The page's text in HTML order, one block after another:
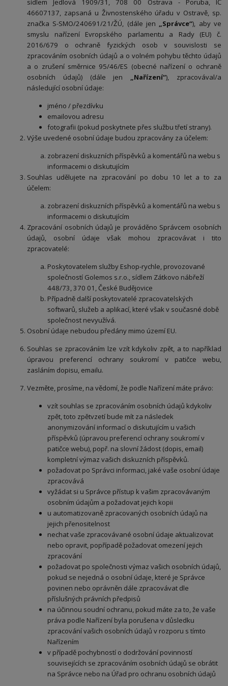
sídlem Jedlová 1909/31, 708 00 Ostrava - Poruba, IČ
46607137, zapsaná u Živnostenského úřadu v Ostravě, sp.
značka S-SMO/240691/21/ŽÚ, (dále jen „Správce“), aby ve
smyslu nařízení Evropského parlamentu a Rady (EU) č.
2016/679 o ochraně fyzických osob v souvislosti se
zpracováním osobních údajů a o volném pohybu těchto údajů
a o zrušení směrnice 95/46/ES (obecné nařízení o ochraně
osobních údajů) (dále jen „Nařízení“), zpracovával/a
následující osobní údaje:
jméno / přezdívku
emailovou adresu
fotografii (pokud poskytnete přes službu třetí strany).
Výše uvedené osobní údaje budou zpracovány za účelem:
zobrazení diskuzních příspěvků a komentářů na webu s
informacemi o diskutujícím
Souhlas udělujete na zpracování po dobu 10 let a to za
účelem:
zobrazení diskuzních příspěvků a komentářů na webu s
informacemi o diskutujícím
Zpracování osobních údajů je prováděno Správcem osobních
údajů, osobní údaje však mohou zpracovávat i tito
zpracovatelé:
Poskytovatelem služby Eshop-rychle, provozované
společností Golemos s.r.o., sídlem Zátkovo nábřeží
448/73, 370 01, České Budějovice
Případně další poskytovatelé zpracovatelských
softwarů, služeb a aplikací, které však v současné době
společnost nevyužívá.
Osobní údaje nebudou předány mimo území EU.
Souhlas se zpracováním lze vzít kdykoliv zpět, a to například
úpravou preferencí ochrany soukromí v patičce webu,
zasláním dopisu, emailu.
Vezměte, prosíme, na vědomí, že podle Nařízení máte právo:
vzít souhlas se zpracováním osobních údajů kdykoliv
zpět, toto zpětvzetí bude mít za následek
anonymizování informací o diskutujícím u vašich
příspěvků (úpravou preferencí ochrany soukromí v
patičce webu), popř. na slovní žádost (dopis, email)
kompletní výmaz vašich diskuzních příspěvků.
požadovat po Správci informaci, jaké vaše osobní údaje
zpracovává
vyžádat si u Správce přístup k vašim zpracovávaným
osobním údajům a požadovat jejich kopii
u automatizovaně zpracovaných osobních údajů na
jejich přenositelnost
nechat vaše zpracovávané osobní údaje aktualizovat
nebo opravit, popřípadě požadovat omezení jejich
zpracování
požadovat po společnosti výmaz vašich osobních údajů,
pokud se nejedná o osobní údaje, které je Správce
povinen nebo oprávněn dále zpracovávat dle
příslušných právních předpisů
na účinnou soudní ochranu, pokud máte za to, že vaše
práva podle Nařízení byla porušena v důsledku
zpracování vašich osobních údajů v rozporu s tímto
Nařízením
v případě pochybností o dodržování povinností
souvisejících se zpracováním osobních údajů se obrátit
na Správce nebo na Úřad pro ochranu osobních údajů